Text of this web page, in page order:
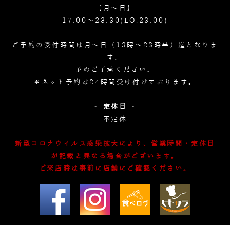
【月～日】
17:00～23:30(LO.23:00)
ご予約の受付時間は月～日（13時～23時半）迄となりま
す。
予めご了承ください。
＊ネット予約は24時間受け付けております。
- 定休日 -
不定休
新型コロナウイルス感染拡大により、営業時間・定休日
が記載と異なる場合がございます。
ご来店時は事前に店舗にご確認ください。